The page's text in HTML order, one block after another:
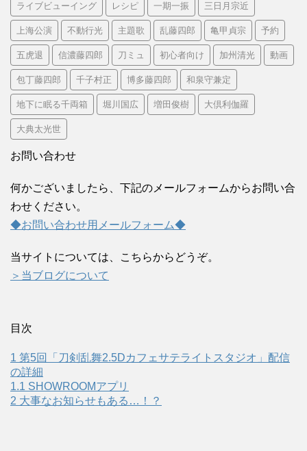
ライブビューイング レシピ 一期一振 三日月宗近
上海公演 不動行光 主題歌 乱藤四郎 亀甲貞宗 予約
五虎退 信濃藤四郎 刀ミュ 初心者向け 加州清光 動画
包丁藤四郎 千子村正 博多藤四郎 和泉守兼定
地下に眠る千両箱 堀川国広 増田俊樹 大倶利伽羅
大典太光世
お問い合わせ
何かございましたら、下記のメールフォームからお問い合
わせください。
◆お問い合わせ用メールフォーム◆
当サイトについては、こちらからどうぞ。
＞当ブログについて
目次
1 第5回「刀剣乱舞2.5Dカフェサテライトスタジオ」配信
の詳細
1.1 SHOWROOMアプリ
2 大事なお知らせもある…！？